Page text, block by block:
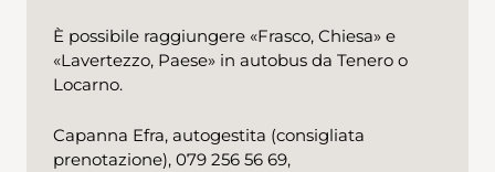
È possibile raggiungere «Frasco, Chiesa» e
«Lavertezzo, Paese» in autobus da Tenero o
Locarno.
Capanna Efra, autogestita (consigliata
prenotazione), 079 256 56 69,